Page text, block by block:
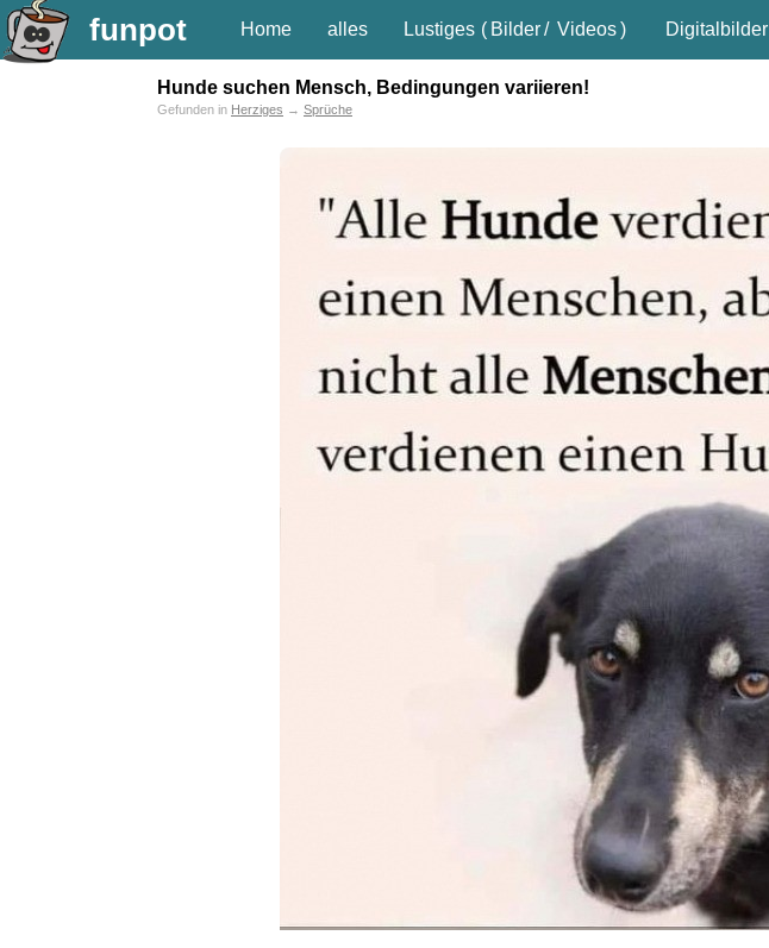
funpot Home alles Lustiges ( Bilder/ Videos) Digitalbilder
Hunde suchen Mensch, Bedingungen variieren!
Gefunden in Herziges → Sprüche